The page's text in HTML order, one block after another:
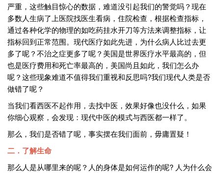
严重，这些触目惊心的数据，难道没引起我们的警觉吗？现在
多数人生病了上医院找医生看病，住院检查，根据检查指标，
通过各种化学的物理的如吃药挂水开刀等方法来调整指标，让
指标回到正常范围。现代医疗如此先进，为什么病人比过去更
多了呢？不治之症更多了呢？美国是世界医疗水平最高的，但
也是医疗费用和死亡率最高的，美国尚且如此，我们怎么办
呢？这些现象难道不值得我们重视和反思吗?我们现代人类是否
做错了呢？
当我们看西医不起作用，去找中医，效果好像也没什么，如果
你细心观察，会发现：现代中医的模式与西医都一样了。
那么，我们是否错了呢，事实摆在我们面前，毋庸置疑！
二．了解生命
那么人是从哪里来的呢？人的身体是如何运作的呢? 人为什么会